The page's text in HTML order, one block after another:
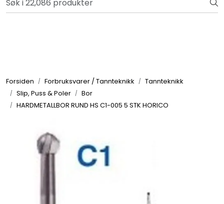
Skip to main content
Bli totalkunde og få en rekke fordeler. Les mer!
Forsiden Forbruksvarer / Tannteknikk
Tannteknikk
Slip, Puss & Poler
Bor
HARDMETALLBOR RUND HS C1-005 5 STK HORICO
Småutstyr
Klinikkplanlegging / Innredning